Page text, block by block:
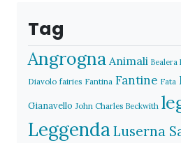
Tag
Angrogna Animali Bealera
Diavolo fairies Fantina Fantine Fata
Gianavello John Charles Beckwith
Leggenda Luserna